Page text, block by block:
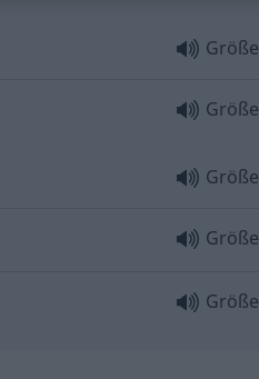
Größe
Größe
Größe
Größe
Größe